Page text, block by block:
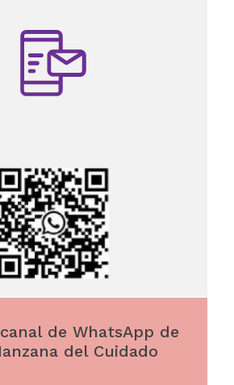
de WhatsApp de
del Cuidado